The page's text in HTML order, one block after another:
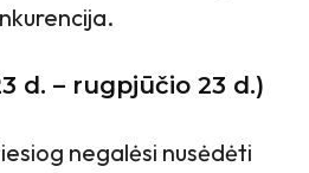
d. – rugpjūčio 23 d.)
negalėsi nusėdėti